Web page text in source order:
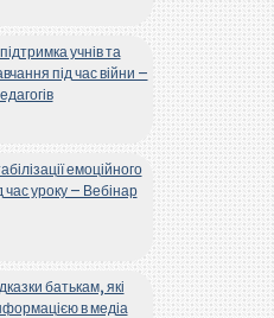
учнів та
під час війни –
емоційного
час уроку – Вебінар
батькам, які
в медіа